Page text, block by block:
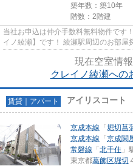
築年数：築10年
階数：2階建
当社お申込は仲介手数料無料物件で
イノ綾瀬】です！ 綾瀬駅周辺のお部
現在空室情
クレイノ綾瀬への
賃貸｜アパート アイリスコート
京成本線 「 堀切菖
京成本線 「 京成関
常磐線 「 北千住 」
東京都葛飾区堀切